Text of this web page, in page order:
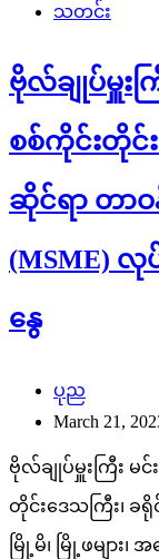
သတင်း
ဗိုလ်ချုပ်မှူးက
စစ်ကိုင်းတိုင်
ဆိုင်ရာ တာဝန်
(MSME) လု
နွေ
ပုည
March 21,
ဗိုလ်ချုပ်မှူးကြီး မ
တိုင်းဒေသကြီး၊ ခ
မြို့မိ၊ မြို့ဖများ